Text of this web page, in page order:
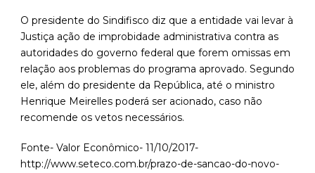
O presidente do Sindifisco diz que a entidade vai levar à
Justiça ação de improbidade administrativa contra as
autoridades do governo federal que forem omissas em
relação aos problemas do programa aprovado. Segundo
ele, além do presidente da República, até o ministro
Henrique Meirelles poderá ser acionado, caso não
recomende os vetos necessários.
Fonte- Valor Econômico- 11/10/2017-
http://www.seteco.com.br/prazo-de-sancao-do-novo-